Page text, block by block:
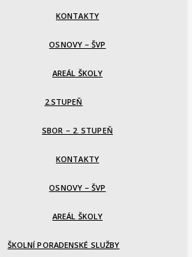
KONTAKTY
OSNOVY – ŠVP
AREÁL ŠKOLY
2.STUPEŇ
SBOR – 2. STUPEŇ
KONTAKTY
OSNOVY – ŠVP
AREÁL ŠKOLY
ŠKOLNÍ PORADENSKÉ SLUŽBY